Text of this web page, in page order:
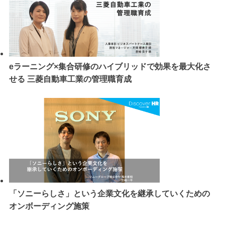
eラーニング×集合研修のハイブリッドで効果を最大化さ
せる 三菱自動車工業の管理職育成
「ソニーらしさ」という企業文化を継承していくための
オンボーディング施策